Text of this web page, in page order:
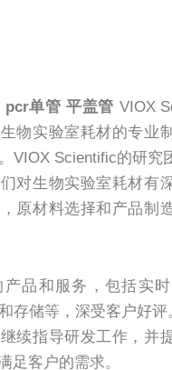
pcr单管 平盖管 VIOX
物实验室耗材的专业
VIOX Scientific的研究
对生物实验室耗材有
原材料选择和产品制
品和服务，包括实
存储等，深受客户好
续指导研发工作，并
足客户的需求。